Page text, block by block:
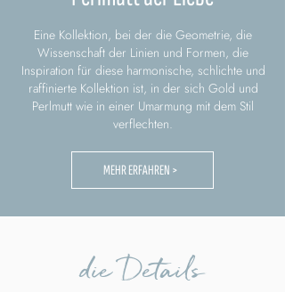
Eine Kollektion, bei der die Geometrie, die
Wissenschaft der Linien und Formen, die
Inspiration für diese harmonische, schlichte und
raffinierte Kollektion ist, in der sich Gold und
Perlmutt wie in einer Umarmung mit dem Stil
verflechten.
MEHR ERFAHREN >
die Details